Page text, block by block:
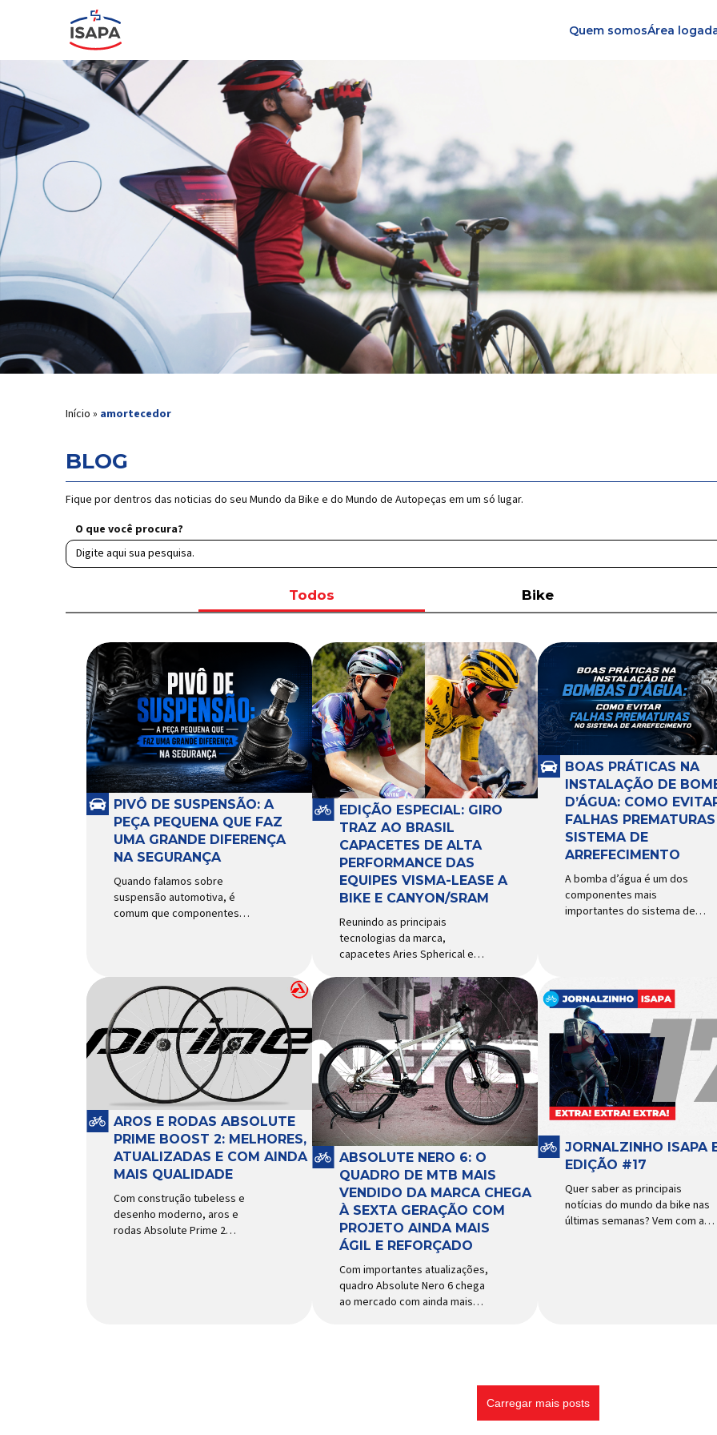
Quem somosÁrea
Início » amortecedor
BLOG
Fique por dentros das noticias do seu Mundo da Bike e do Mundo de Autopeças em um só lugar.
O que você procura?
Todos Bike
PIVÔ DE SUSPENSÃO: A
PEÇA PEQUENA QUE FAZ
UMA GRANDE DIFERENÇA
NA SEGURANÇA
Quando falamos sobre
suspensão automotiva, é
comum que componentes
pequena que desempenha um
papel fundamental na
segurança e no
comportamento do veículo: o
pivô de suspensão.
Responsável por conectar
diferentes componentes do
sistema e permitir os
movimentos necessários
durante a condução, o pivô […]
EDIÇÃO ESPECIAL: GIRO
TRAZ AO BRASIL
CAPACETES DE ALTA
PERFORMANCE DAS
EQUIPES VISMA-LEASE A
BIKE E CANYON/SRAM
Reunindo as principais
tecnologias da marca,
capacetes Aries Spherical e
ao país com a pintura oficial
utilizada por equipes do World
Tour Patrocinadora de algumas
das principais equipes de
ciclismo do mundo, a Giro é
uma das marcas de capacetes
e acessórios para ciclismo
mais reconhecida no Brasil.
Importada e distribuída […]
BOAS PRÁTICAS NA
INSTALAÇÃO DE
D’ÁGUA: COMO
FALHAS
SISTEMA DE
ARREFECIMENTO
A bomba d’água é um dos
componentes mais
importantes do sistema de
componentes do sistema,
controlando a temperatura de
operação e evitando
superaquecimentos. Por
trabalhar constantemente
enquanto o motor está em
funcionamento, a bomba
d’água exige não apenas […]
AROS E RODAS ABSOLUTE
PRIME BOOST 2: MELHORES,
ATUALIZADAS E COM AINDA
MAIS QUALIDADE
Com construção tubeless e
desenho moderno, aros e
rodas Absolute Prime 2
ABSOLUTE NERO 6: O
QUADRO DE MTB MAIS
VENDIDO DA MARCA CHEGA
À SEXTA GERAÇÃO COM
PROJETO AINDA MAIS
ÁGIL E REFORÇADO
Com importantes atualizações,
quadro Absolute Nero 6 chega
ao mercado com ainda mais
bicicletas brasileiro chega em
JORNALZINHO ISAPA
EDIÇÃO #17
Quer saber as principais
notícias do mundo da bike nas
últimas semanas? Vem com a
Carregar mais posts